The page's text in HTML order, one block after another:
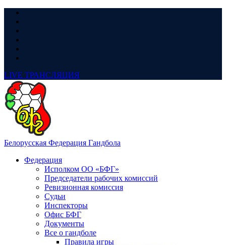
LIVE ТРАНСЛЯЦИЯ
Белорусская Федерация Гандбола
Федерация
Исполком ОО «БФГ»
Председатели рабочих комиссий
Ревизионная комиссия
Судьи
Инспекторы
Офис БФГ
Документы
Все о гандболе
Правила игры